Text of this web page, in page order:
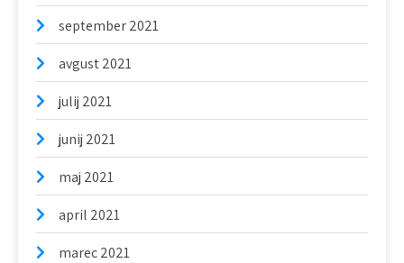
september 2021
avgust 2021
julij 2021
junij 2021
maj 2021
april 2021
marec 2021